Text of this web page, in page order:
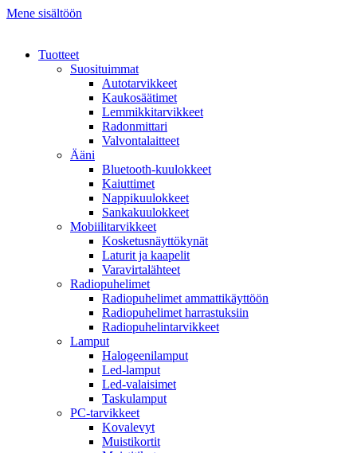
Mene sisältöön
Tuotteet
Suosituimmat
Autotarvikkeet
Kaukosäätimet
Lemmikkitarvikkeet
Radonmittari
Valvontalaitteet
Ääni
Bluetooth-kuulokkeet
Kaiuttimet
Nappikuulokkeet
Sankakuulokkeet
Mobiilitarvikkeet
Kosketusnäyttökynät
Laturit ja kaapelit
Varavirtalähteet
Radiopuhelimet
Radiopuhelimet ammattikäyttöön
Radiopuhelimet harrastuksiin
Radiopuhelintarvikkeet
Lamput
Halogeenilamput
Led-lamput
Led-valaisimet
Taskulamput
PC-tarvikkeet
Kovalevyt
Muistikortit